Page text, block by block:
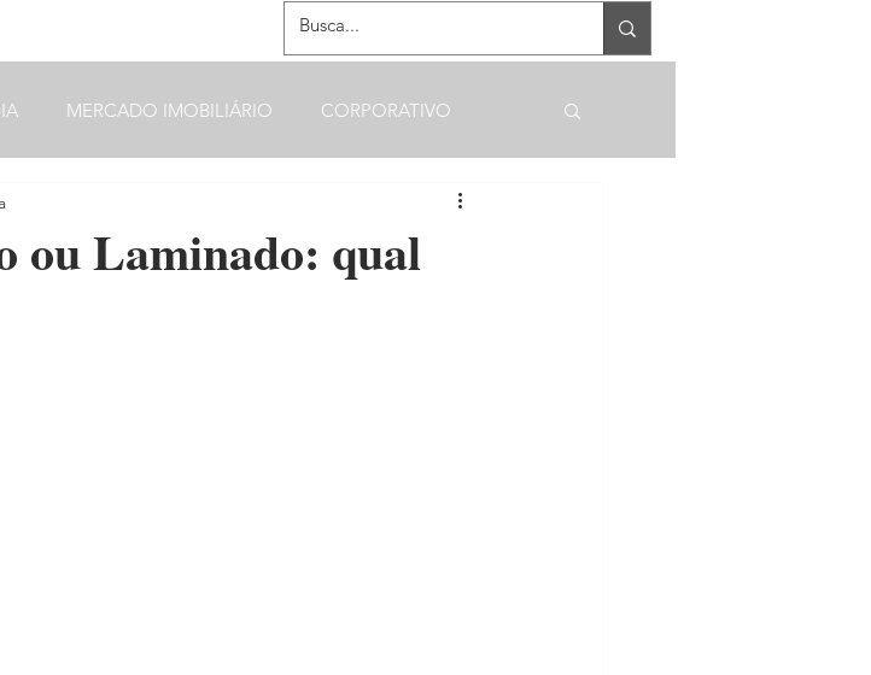
RECEBA OFERTAS EXCLUSIVAS
MERCADO IMOBILIÁRIO CORPORATIVO
ou Laminado: qual